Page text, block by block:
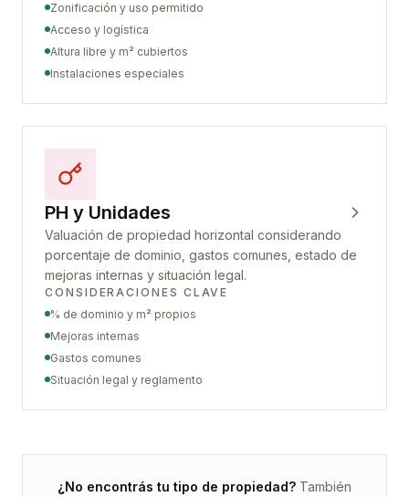
Zonificación y uso permitido
Acceso y logística
Altura libre y m² cubiertos
Instalaciones especiales
PH y Unidades
Valuación de propiedad horizontal considerando
porcentaje de dominio, gastos comunes, estado de
mejoras internas y situación legal.
CONSIDERACIONES CLAVE
% de dominio y m² propios
Mejoras internas
Gastos comunes
Situación legal y reglamento
¿No encontrás tu tipo de propiedad? También